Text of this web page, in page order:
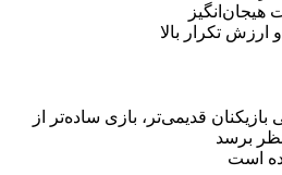
هیجان‌انگیز
ارزش تکرار بالا
قدیمی‌تر، بازی ساده‌تر از
برسد
است